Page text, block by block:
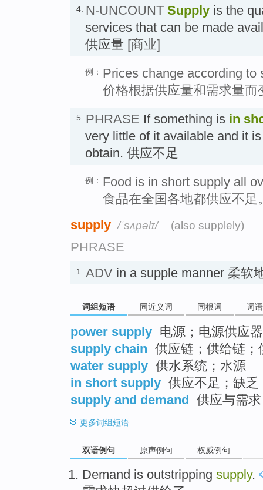
4. N-UNCOUNT Supply is the
services that can be made
供应量 [商业]
例： Prices change according to
价格根据供应量和需求量而
5. PHRASE If something is in
very little of it available and it
obtain. 供应不足
例： Food is in short supply all
食品在全国各地都供应不足
supply /ˈsʌpəlɪ/ (also supplely)
PHRASE
1. ADV in a supple manner 柔软
词组短语 同近义词 同根词 词
power supply 电源；电源供应器
supply chain 供应链；供给链；
water supply 供水系统；水源
in short supply 供应不足；缺乏
supply and demand 供应与需求
更多词组短语
双语例句 原声例句 权威例句
Demand is outstripping supply.